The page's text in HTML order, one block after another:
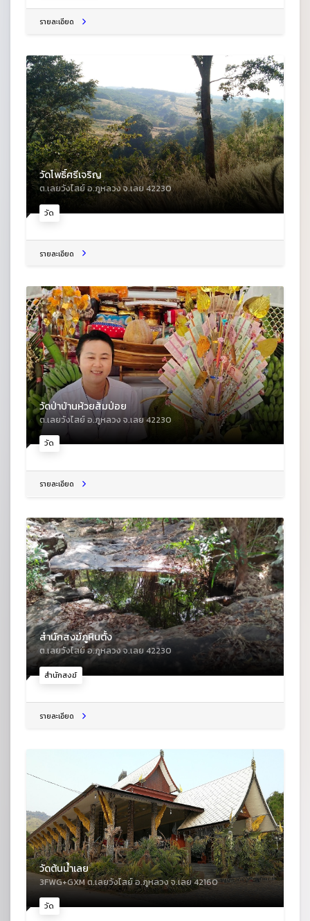
รายละเอียด
วัด
วัดโพธิ์ศรีเจริญ
ต.เลยวังไสย์ อ.ภูหลวง จ.เลย 42230
รายละเอียด
วัด
วัดป่าบ้านห้วยส้มป่อย
ต.เลยวังไสย์ อ.ภูหลวง จ.เลย 42230
รายละเอียด
สำนักสงฆ์
สำนักสงฆ์ภูหินตั้ง
ต.เลยวังไสย์ อ.ภูหลวง จ.เลย 42230
รายละเอียด
วัด
วัดต้นน้ำเลย
3FWG+GXM ต.เลยวังไสย์ อ.ภูหลวง จ.เลย 42160